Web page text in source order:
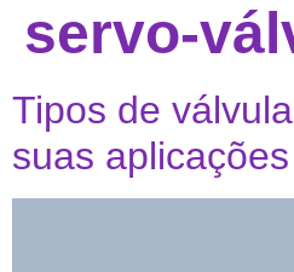
servo-
Tipos de
suas aplicações